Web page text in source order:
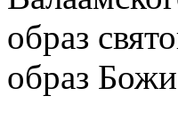
образ
образ